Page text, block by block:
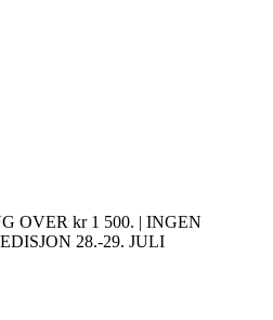
OVER kr 1 500. | INGEN
28.-29. JULI